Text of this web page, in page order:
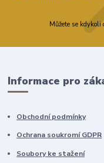
Můžete se
Informace pro
Obchodní podmínky
Ochrana soukromí GDPR
Soubory ke stažení